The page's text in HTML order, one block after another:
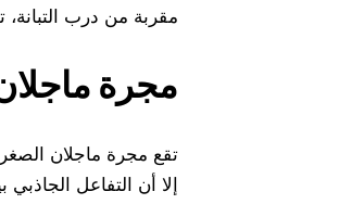
مقربة من درب التبانة،
مجرة
إلا أن التفاعل